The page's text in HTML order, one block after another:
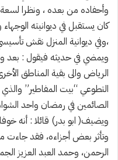
وأحفاده من بعده ، ونظرا
كان يستقبل في ديوانيته الوجهاء
،وفي ديوانية المنزل نقش
ويمضي في حديثه فيقول : بعد
الرياض والى بقية المناطق
التطوعي “بيت المفاطير”
الصائمين في رمضان واحد
ويضيف( ابو بدر) قائلا : أنه
وتأثر بعض أجزاءه، فقد
الرحمن، وحمد العبد العزيز